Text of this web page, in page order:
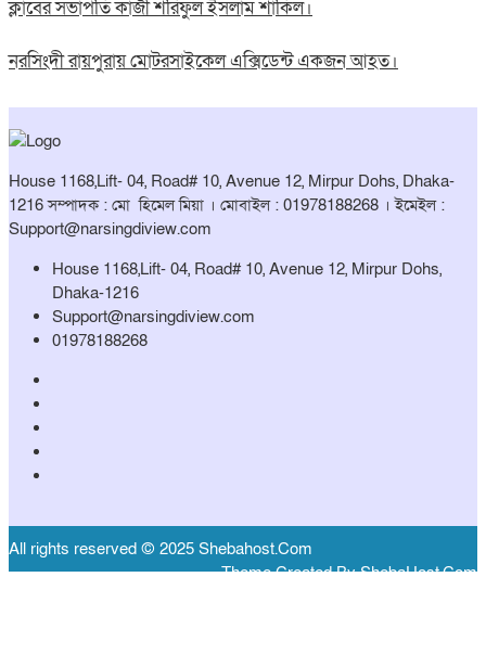
ক্লাবের সভাপতি কাজী শরিফুল ইসলাম শাকিল।
নরসিংদী রায়পুরায় মোটরসাইকেল এক্সিডেন্ট একজন আহত।
House 1168,Lift- 04, Road# 10, Avenue 12, Mirpur Dohs, Dhaka-
1216 সম্পাদক : মো হিমেল মিয়া । মোবাইল : 01978188268 । ইমেইল :
Support@narsingdiview.com
House 1168,Lift- 04, Road# 10, Avenue 12, Mirpur Dohs,
Dhaka-1216
Support@narsingdiview.com
01978188268
All rights reserved © 2025 Shebahost.Com
Theme Created By ShebaHost.Com